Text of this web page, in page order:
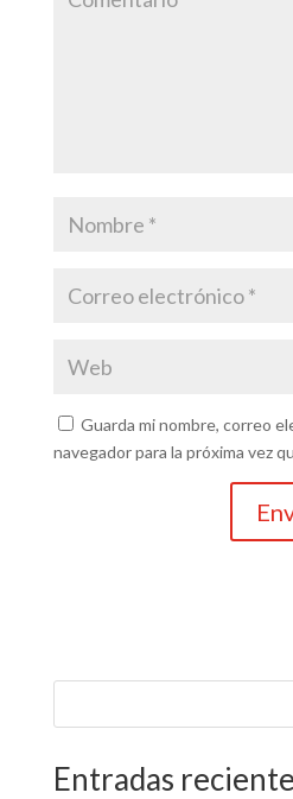
Guarda mi nombre, correo
navegador para la próxima vez
Entradas